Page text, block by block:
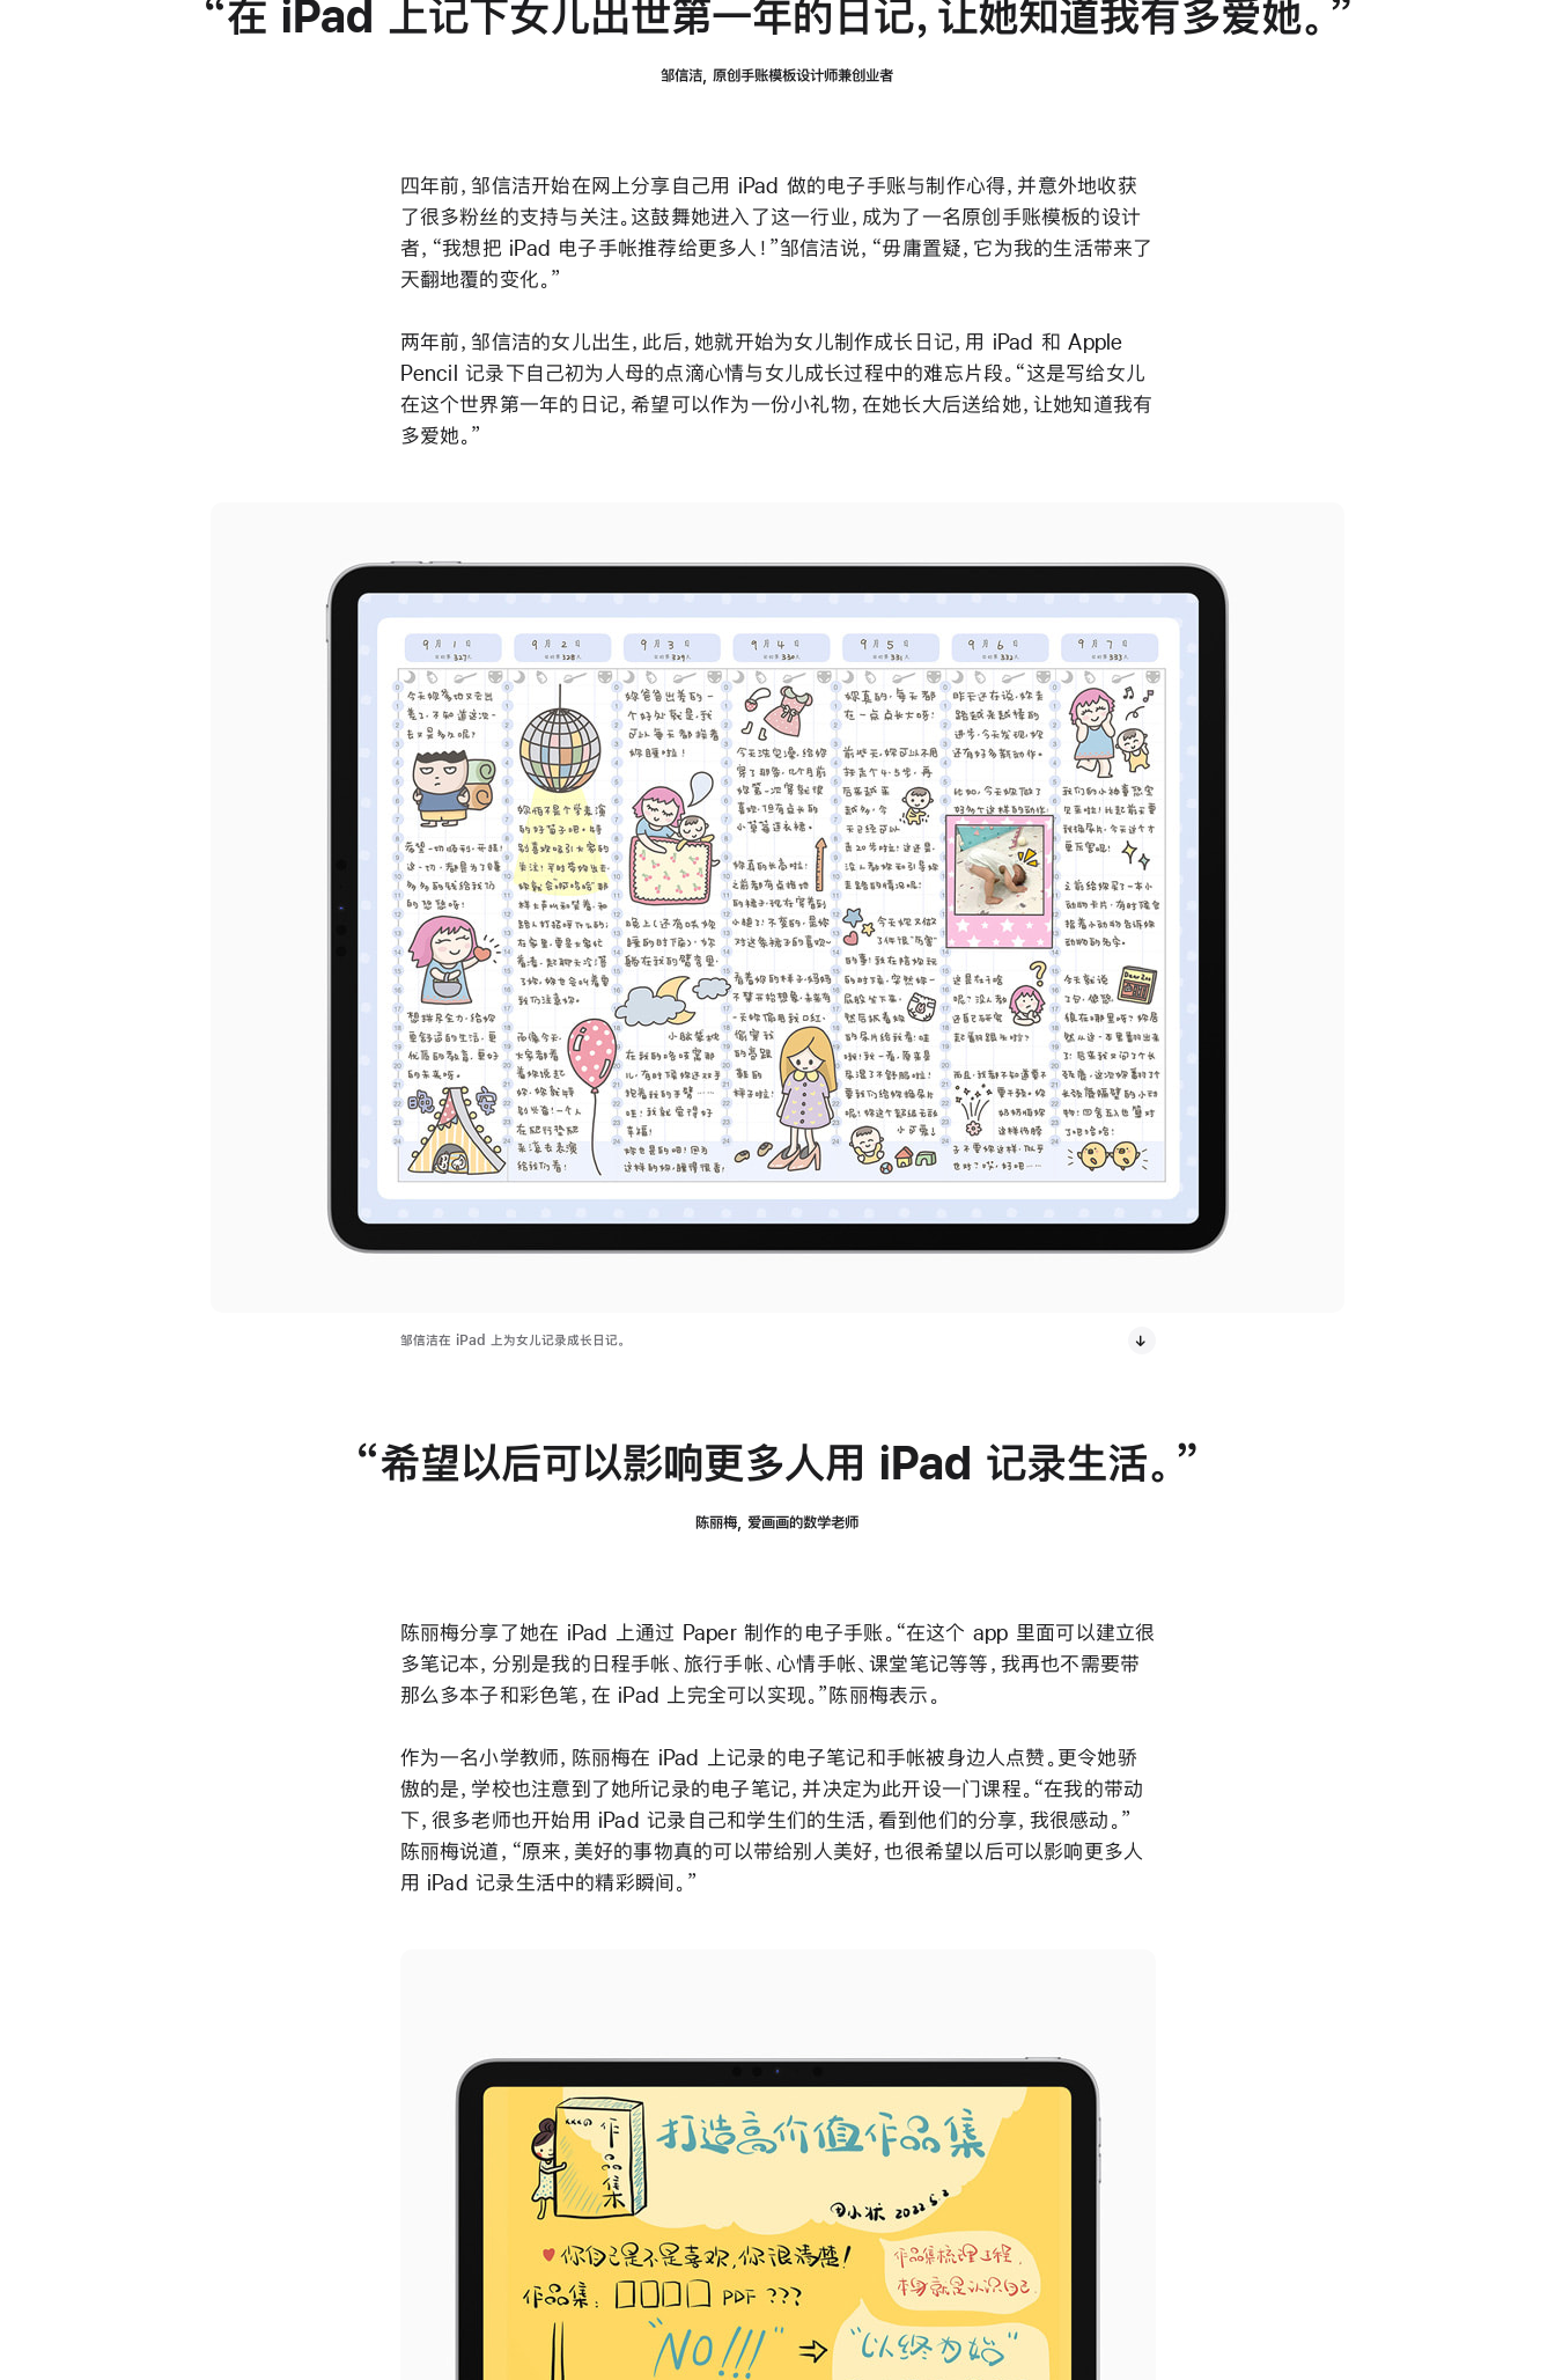
在 iPad 上记下女儿出世第一年的日记，让她知道我有多爱她。
邹信洁, 原创手账模板设计师兼创业者
四年前，邹信洁开始在网上分享自己用 iPad 做的电子手账与制作心得，并意外地收获
了很多粉丝的支持与关注。这鼓舞她进入了这一行业，成为了一名原创手账模板的设计
者，“我想把 iPad 电子手帐推荐给更多人！”邹信洁说，“毋庸置疑，它为我的生活带来了
天翻地覆的变化。”
两年前，邹信洁的女儿出生，此后，她就开始为女儿制作成长日记，用 iPad 和 Apple
Pencil 记录下自己初为人母的点滴心情与女儿成长过程中的难忘片段。“这是写给女儿
在这个世界第一年的日记，希望可以作为一份小礼物，在她长大后送给她，让她知道我有
多爱她。”
邹信洁在 iPad 上为女儿记录成长日记。
希望以后可以影响更多人用 iPad 记录生活。
陈丽梅, 爱画画的数学老师
陈丽梅分享了她在 iPad 上通过 Paper 制作的电子手账。“在这个 app 里面可以建立很
多笔记本，分别是我的日程手帐、旅行手帐、心情手帐、课堂笔记等等，我再也不需要带
那么多本子和彩色笔，在 iPad 上完全可以实现。”陈丽梅表示。
作为一名小学教师，陈丽梅在 iPad 上记录的电子笔记和手帐被身边人点赞。更令她骄
傲的是，学校也注意到了她所记录的电子笔记，并决定为此开设一门课程。“在我的带动
下，很多老师也开始用 iPad 记录自己和学生们的生活，看到他们的分享，我很感动。”
陈丽梅说道，“原来，美好的事物真的可以带给别人美好，也很希望以后可以影响更多人
用 iPad 记录生活中的精彩瞬间。”